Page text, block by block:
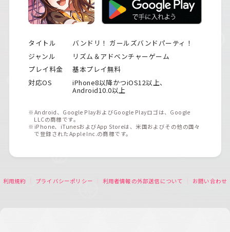
タイトル
バンドリ！ ガールズバンドパーティ！
ジャンル
リズム＆アドベンチャーゲーム
プレイ料金
基本プレイ無料
対応OS
iPhone8以降かつiOS12以上、
Android10.0以上
※Android、Google PlayおよびGoogle Playロゴは、Google
LLCの商標です。
※iPhone、iTunesおよびApp Storeは、米国およびその他の国々
で登録されたApple Inc.の商標です。
利用規約 プライバシーポリシー 利用者情報の外部送信について お問い合わせ